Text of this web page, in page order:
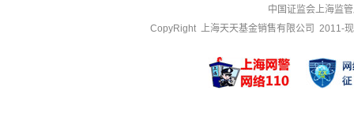
中国证监会上海监
CopyRight 上海天天基金销售有限公司 2011-